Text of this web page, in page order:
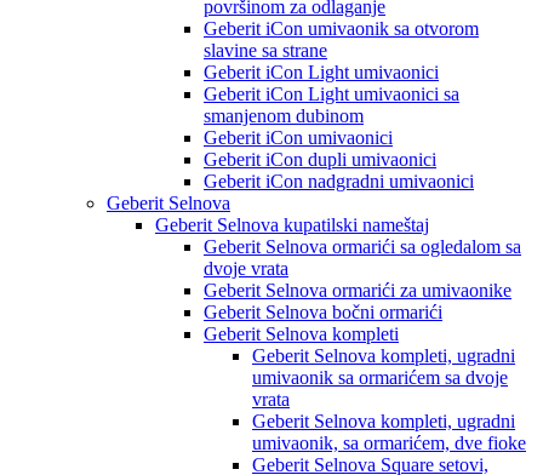
površinom za odlaganje
Geberit iCon umivaonik sa otvorom
slavine sa strane
Geberit iCon Light umivaonici
Geberit iCon Light umivaonici sa
smanjenom dubinom
Geberit iCon umivaonici
Geberit iCon dupli umivaonici
Geberit iCon nadgradni umivaonici
Geberit Selnova
Geberit Selnova kupatilski nameštaj
Geberit Selnova ormarići sa ogledalom sa
dvoje vrata
Geberit Selnova ormarići za umivaonike
Geberit Selnova bočni ormarići
Geberit Selnova kompleti
Geberit Selnova kompleti, ugradni
umivaonik sa ormarićem sa dvoje
vrata
Geberit Selnova kompleti, ugradni
umivaonik, sa ormarićem, dve fioke
Geberit Selnova Square setovi,